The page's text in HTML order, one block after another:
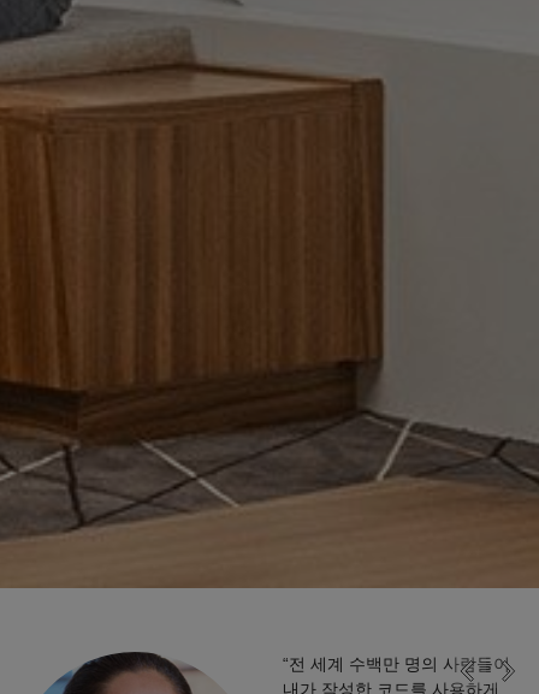
“전 세계 수백만 명의 사람들이
내가 작성한 코드를 사용하게